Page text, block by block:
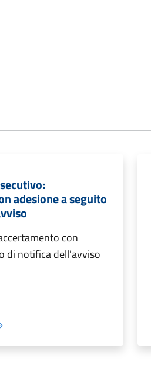
adesione a seguito
con
di notifica dell'avviso